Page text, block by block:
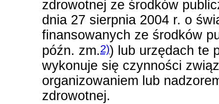
zdrowotnej ze środków
dnia 27 sierpnia 2004 r. o
finansowanych ze środków
późn. zm.2)) lub urzędach te
wykonuje się czynności
organizowaniem lub
zdrowotnej.